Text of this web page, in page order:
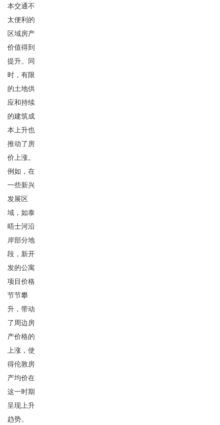
本交通不
太便利的
区域房产
价值得到
提升。同
时，有限
的土地供
应和持续
的建筑成
本上升也
推动了房
价上涨。
例如，在
一些新兴
发展区
域，如泰
晤士河沿
岸部分地
段，新开
发的公寓
项目价格
节节攀
升，带动
了周边房
产价格的
上涨，使
得伦敦房
产均价在
这一时期
呈现上升
趋势。